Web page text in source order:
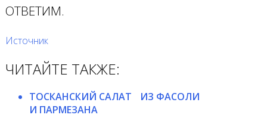
ОТВЕТИМ.
Источник
ЧИТАЙТЕ ТАКЖЕ:
ТОСКАНСКИЙ САЛАТ ИЗ ФАСОЛИ
И ПАРМЕЗАНА